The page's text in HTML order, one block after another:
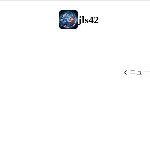
jls42
ニュ